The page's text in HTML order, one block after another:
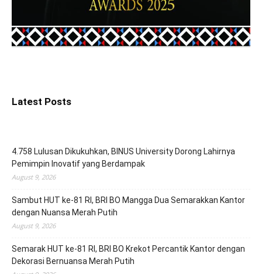
Latest Posts
4.758 Lulusan Dikukuhkan, BINUS University Dorong Lahirnya
Pemimpin Inovatif yang Berdampak
August 9, 2026
Sambut HUT ke-81 RI, BRI BO Mangga Dua Semarakkan Kantor
dengan Nuansa Merah Putih
August 9, 2026
Semarak HUT ke-81 RI, BRI BO Krekot Percantik Kantor dengan
Dekorasi Bernuansa Merah Putih